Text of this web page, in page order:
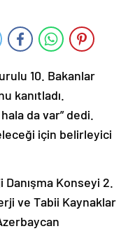
10. Bakanlar
kanıtladı.
da var” dedi.
için belirleyici
Danışma Konseyi 2.
ve Tabii Kaynaklar